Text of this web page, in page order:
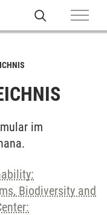
im
Biodiversity and